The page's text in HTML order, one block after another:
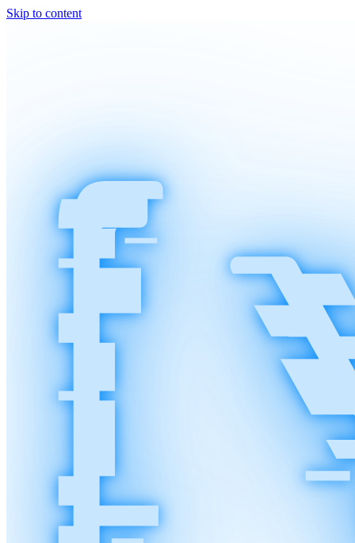
Skip to content